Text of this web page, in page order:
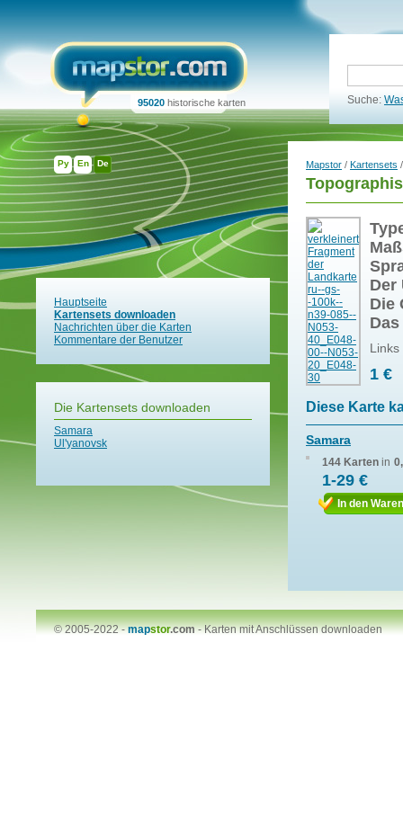
Ру En De
95020 historische karten Suche:
Hauptseite
Kartensets downloaden
Nachrichten über die Karten
Kommentare der Benutzer
Die Kartensets downloaden
Samara
Ul'yanovsk
Mapstor / Kartensets
Der
Die
1 €
Diese Karte
Samara
144 Karten in
1-29 €
In den
© 2005-2022 -mapstor.com-Karten mit Anschlüssen downloaden